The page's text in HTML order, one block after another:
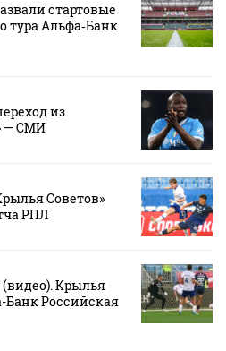
стартовые
тура Альфа‑Банк
из
— СМИ
Советов»
РПЛ
Крылья
Банк Российская